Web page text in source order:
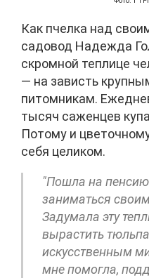
Как пчелка над
садовод Надежда
скромной теплице
— на зависть
питомникам.
тысяч саженцев
Потому и
себя целиком.
"Пошла на пенсию
заниматься
Задумала эту
вырастить
искусственным
мне помогла,